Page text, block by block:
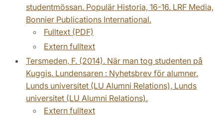
studentmössan. Populär Historia, 16-16. LRF Media,
Bonnier Publications International.
Fulltext (PDF)
Extern fulltext
Tersmeden, F. (2014). När man tog studenten på
Kuggis. Lundensaren : Nyhetsbrev för alumner.
Lunds universitet (LU Alumni Relations), Lunds
universitet (LU Alumni Relations).
Extern fulltext